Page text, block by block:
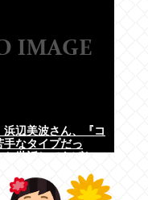
浜辺美波さん、『コ
手なタイプだっ
w w w w